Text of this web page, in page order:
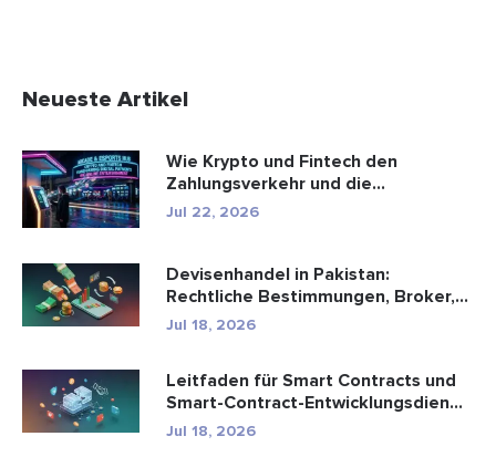
Neueste Artikel
Wie Krypto und Fintech den
Zahlungsverkehr und die
Unterhaltungsbr...
Jul 22, 2026
Devisenhandel in Pakistan:
Rechtliche Bestimmungen, Broker,
Handel...
Jul 18, 2026
Leitfaden für Smart Contracts und
Smart-Contract-Entwicklungsdien...
Jul 18, 2026